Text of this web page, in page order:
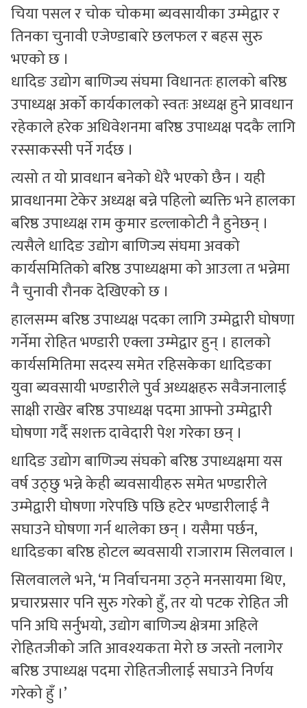
चिया पसल र चोक चोकमा ब्यवसायीका उम्मेद्वार र
तिनका चुनावी एजेण्डाबारे छलफल र बहस सुरु
भएको छ ।
धादिङ उद्योग बाणिज्य संघमा विधानतः हालको बरिष्ठ
उपाध्यक्ष अर्को कार्यकालको स्वतः अध्यक्ष हुने प्रावधान
रहेकाले हरेक अधिवेशनमा बरिष्ठ उपाध्यक्ष पदकै लागि
रस्साकस्सी पर्ने गर्दछ ।
त्यसो त यो प्रावधान बनेको धेरै भएको छैन । यही
प्रावधानमा टेकेर अध्यक्ष बन्ने पहिलो ब्यक्ति भने हालका
बरिष्ठ उपाध्यक्ष राम कुमार डल्लाकोटी नै हुनेछन् ।
त्यसैले धादिङ उद्योग बाणिज्य संघमा अवको
कार्यसमितिको बरिष्ठ उपाध्यक्षमा को आउला त भन्नेमा
नै चुनावी रौनक देखिएको छ ।
हालसम्म बरिष्ठ उपाध्यक्ष पदका लागि उम्मेद्वारी घोषणा
गर्नेमा रोहित भण्डारी एक्ला उम्मेद्वार हुन् । हालको
कार्यसमितिमा सदस्य समेत रहिसकेका धादिङका
युवा ब्यवसायी भण्डारीले पुर्व अध्यक्षहरु सवैजनालाई
साक्षी राखेर बरिष्ठ उपाध्यक्ष पदमा आफ्नो उम्मेद्वारी
घोषणा गर्दै सशक्त दावेदारी पेश गरेका छन् ।
धादिङ उद्योग बाणिज्य संघको बरिष्ठ उपाध्यक्षमा यस
वर्ष उठ्छु भन्ने केही ब्यवसायीहरु समेत भण्डारीले
उम्मेद्वारी घोषणा गरेपछि पछि हटेर भण्डारीलाई नै
सघाउने घोषणा गर्न थालेका छन् । यसैमा पर्छन,
धादिङका बरिष्ठ होटल ब्यवसायी राजाराम सिलवाल ।
सिलवालले भने, ‘म निर्वाचनमा उठ्ने मनसायमा थिए,
प्रचारप्रसार पनि सुरु गरेको हुँ, तर यो पटक रोहित जी
पनि अघि सर्नुभयो, उद्योग बाणिज्य क्षेत्रमा अहिले
रोहितजीको जति आवश्यकता मेरो छ जस्तो नलागेर
बरिष्ठ उपाध्यक्ष पदमा रोहितजीलाई सघाउने निर्णय
गरेको हुँ ।’